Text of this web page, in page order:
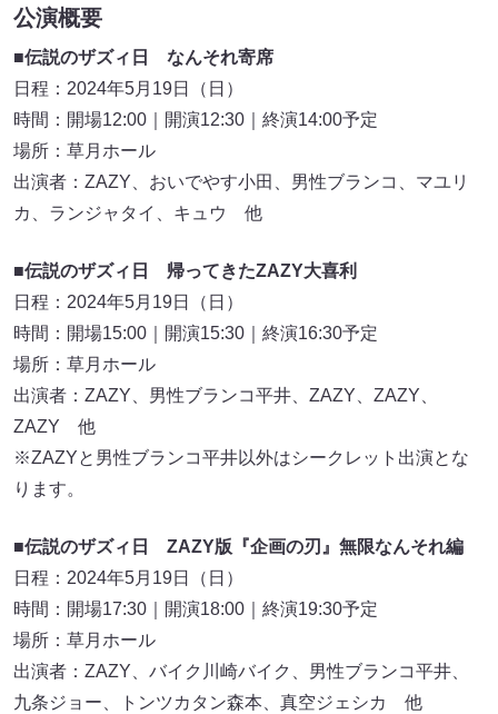
公演概要
■伝説のザズィ日 なんそれ寄席
日程：2024年5月19日（日）
時間：開場12:00｜開演12:30｜終演14:00予定
場所：草月ホール
出演者：ZAZY、おいでやす小田、男性ブランコ、マユリ
カ、ランジャタイ、キュウ 他
■伝説のザズィ日 帰ってきたZAZY大喜利
日程：2024年5月19日（日）
時間：開場15:00｜開演15:30｜終演16:30予定
場所：草月ホール
出演者：ZAZY、男性ブランコ平井、ZAZY、ZAZY、
ZAZY 他
※ZAZYと男性ブランコ平井以外はシークレット出演とな
ります。
■伝説のザズィ日 ZAZY版『企画の刃』無限なんそれ編
日程：2024年5月19日（日）
時間：開場17:30｜開演18:00｜終演19:30予定
場所：草月ホール
出演者：ZAZY、バイク川崎バイク、男性ブランコ平井、
九条ジョー、トンツカタン森本、真空ジェシカ 他